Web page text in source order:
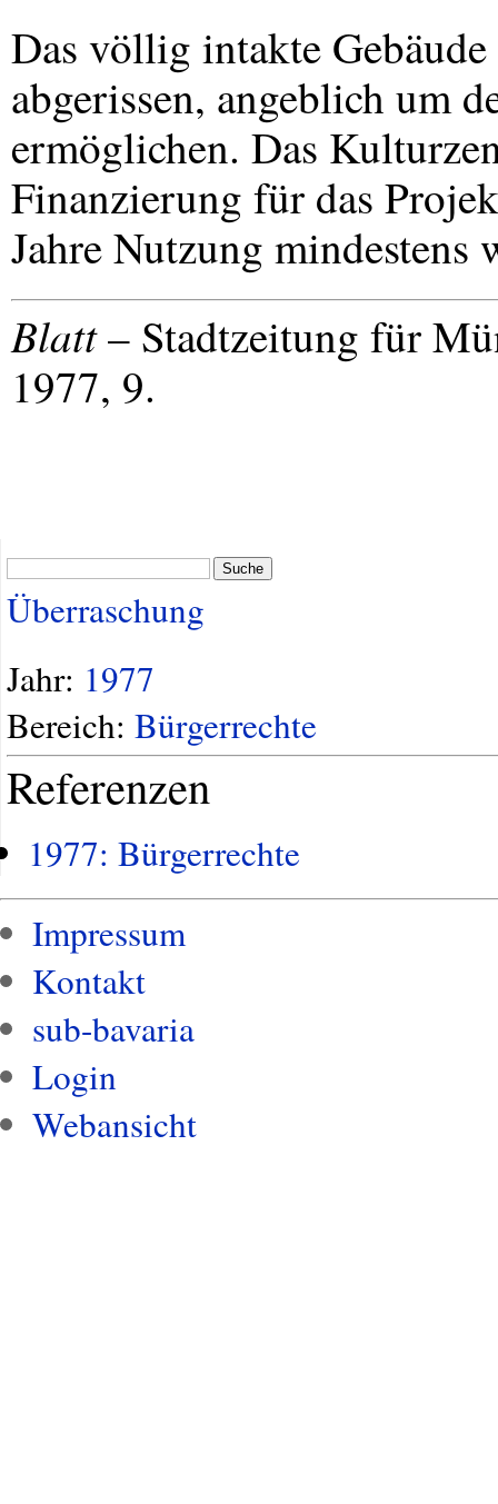
Das völlig intakte
abgerissen, angeblich um
ermöglichen. Das
Finanzierung für das
Jahre Nutzung mindestens
Blatt– Stadtzeitung für
1977, 9.
Suche
Überraschung
Jahr: 1977
Bereich: Bürgerrechte
Referenzen
1977: Bürgerrechte
Impressum
Kontakt
sub-bavaria
Login
Webansicht